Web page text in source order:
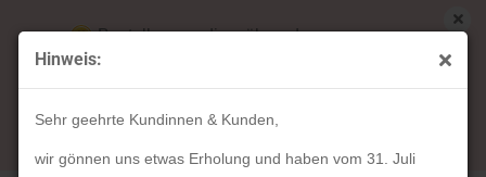
Hinweis:
Sehr geehrte Kundinnen & Kunden,
wir gönnen uns etwas Erholung und haben vom 31. Juli
Bestellungen die während unserer
Betriebsferien (31. Juli ab 12:00 Uhr bis 16.
August) aufgegeben werden, werden ab Montag,
17. August bearbeitet und versendet.
« Erster « zurück weiter »
Letzter »
Artikel in dieser Kategorie
HOLZKERN Bali (36mm)